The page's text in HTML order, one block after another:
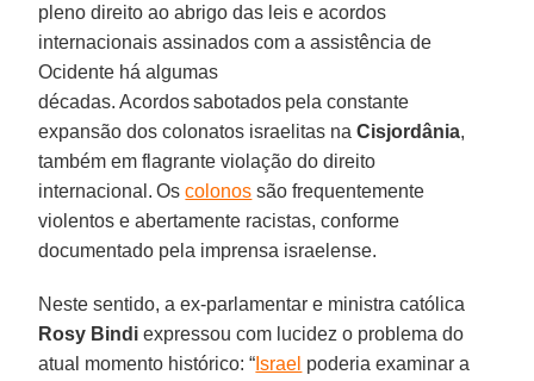
pleno direito ao abrigo das leis e acordos
internacionais assinados com a assistência de
Ocidente há algumas
décadas. Acordos sabotados pela constante
expansão dos colonatos israelitas naCisjordânia,
também em flagrante violação do direito
internacional. Oscolonos são frequentemente
violentos e abertamente racistas, conforme
documentado pela imprensa israelense.
Neste sentido, a ex-parlamentar e ministra católica
Rosy Bindi expressou com lucidez o problema do
atual momento histórico: “ Israel poderia examinar a